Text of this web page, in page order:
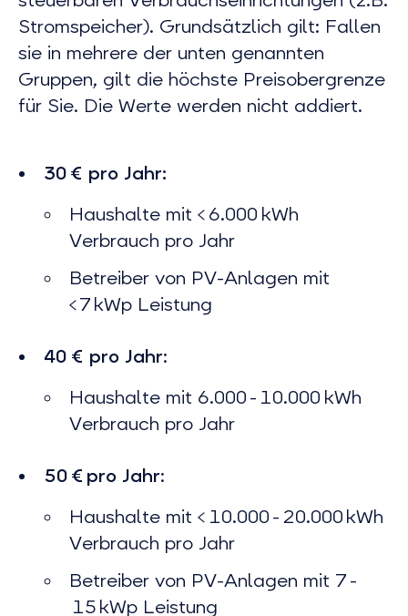
Stromspeicher). Grundsätzlich gilt: Fallen
sie in mehrere der unten genannten
Gruppen, gilt die höchste Preisobergrenze
für Sie. Die Werte werden nicht addiert.
30 € pro Jahr:
Haushalte mit < 6.000 kWh
Verbrauch pro Jahr
Betreiber von PV-Anlagen mit
< 7 kWp Leistung
40 € pro Jahr:
Haushalte mit 6.000 - 10.000 kWh
Verbrauch pro Jahr
50 € pro Jahr:
Haushalte mit < 10.000 - 20.000 kWh
Verbrauch pro Jahr
Betreiber von PV-Anlagen mit 7 -
15 kWp Leistung